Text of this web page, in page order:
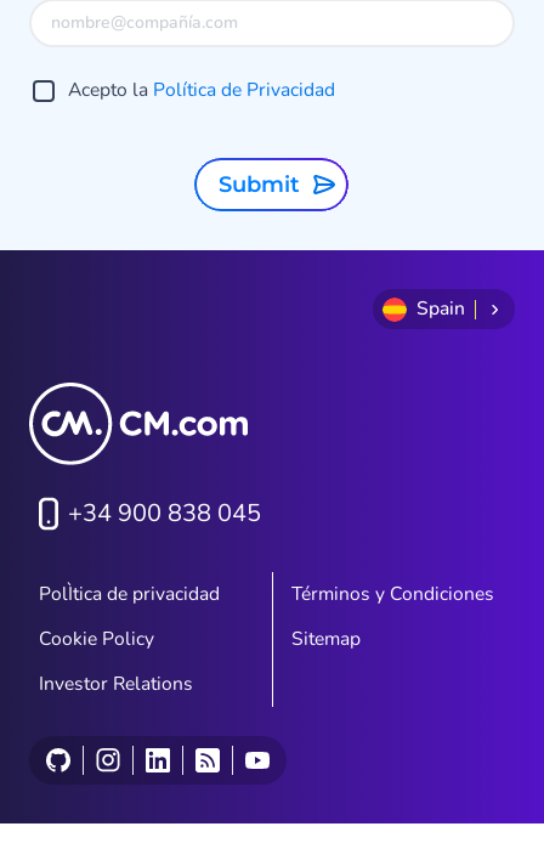
Acepto la Política de Privacidad
Submit
Spain
+34 900 838 045
PolÌtica de privacidad
Términos y Condiciones
Cookie Policy
Sitemap
Investor Relations